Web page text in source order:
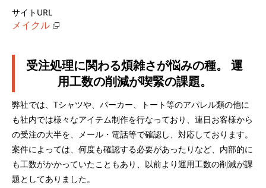
サイトURL
メイクル
受注処理に関わる煩雑さが悩みの種。 運
用工数の削減が喫緊の課題。
弊社では、Tシャツや、パーカー、トート等のアパレル類の他に
も社内では様々なアイテム制作を行なっており、連日お客様から
の受注の大半を、メール・電話等で確認し、対応しております。
案件によっては、何度も確認する必要があったりなど、内部的に
も工数がかかっていたこともあり、以前より運用工数の削減が課
題としてありました。